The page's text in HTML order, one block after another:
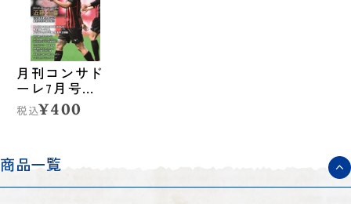
月刊コンサド
ーレ7月号
Vol.281（2024
年6月25日発
税込¥400
商品一覧